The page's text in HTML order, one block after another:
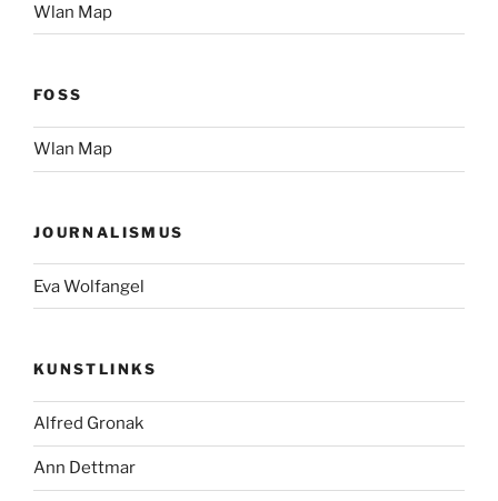
Wlan Map
FOSS
Wlan Map
JOURNALISMUS
Eva Wolfangel
KUNSTLINKS
Alfred Gronak
Ann Dettmar